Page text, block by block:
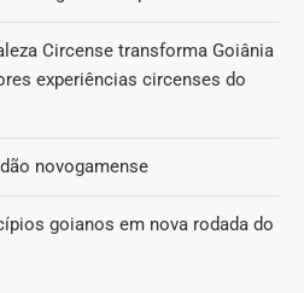
Circense transforma Goiânia
experiências circenses do
novogamense
goianos em nova rodada do